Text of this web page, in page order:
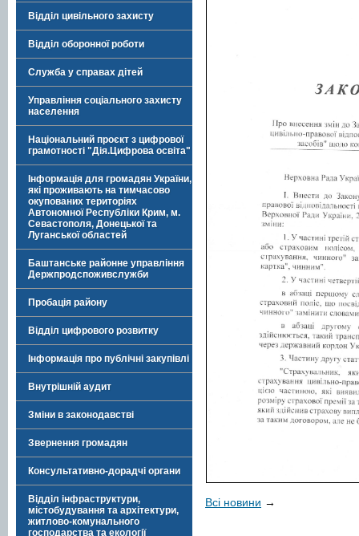
Відділ цивільного захисту
Відділ оборонної роботи
Служба у справах дітей
Управління соціального захисту
населення
Національний проєкт з цифрової
грамотності "Дія.Цифрова освіта"
Інформація для громадян України,
які проживають на тимчасово
окупованих територіях
Автономної Республіки Крим, м.
Севастополя, Донецької та
Луганської областей
Баштанське районне управління
Держпродспоживслужби
Пробація району
Відділ цифрового розвитку
Інформація про публічні закупівлі
Внутрішній аудит
Зміни в законодавстві
Звернення громадян
Консультативно-дорадчі органи
Відділ інфраструктури,
містобудування та архітектури,
житлово-комунального
господарства та екології
Всі новини →